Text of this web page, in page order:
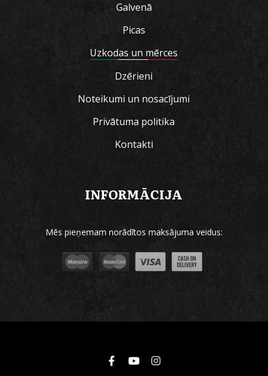
Galvenā
Picas
Uzkodas un mērces
Dzērieni
Noteikumi un nosacījumi
Privātuma politika
Kontakti
INFORMĀCIJA
Mēs pieņemam norādītos maksājuma veidus: